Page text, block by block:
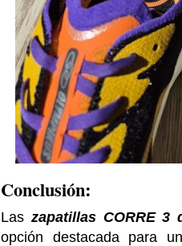
Conclusión:
Las zapatillas CORRE 3
opción destacada para